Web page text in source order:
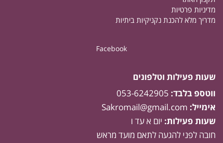
מדיניות פרטיות
מדריך מלא להכנת נקניקיות ביתיות
Facebook
שעות פעילות וטלפונים
ווטספ בלבד: 053-6242905
אימייל: Sakromail@gmail.com
שעות פעילות: יום א עד ו
חובה לפני להגעה לתאם מועד מראש